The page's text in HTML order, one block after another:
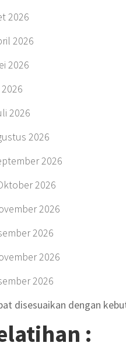
2026
2026
2026
2026
2026
2026
2026
2026
2026
2026
2026
disesuaikan dengan
: